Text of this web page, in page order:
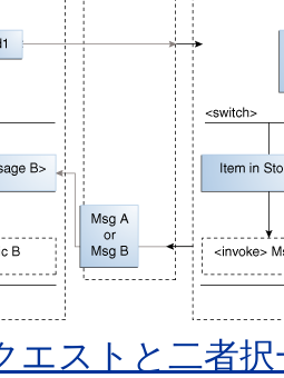
エストと二者